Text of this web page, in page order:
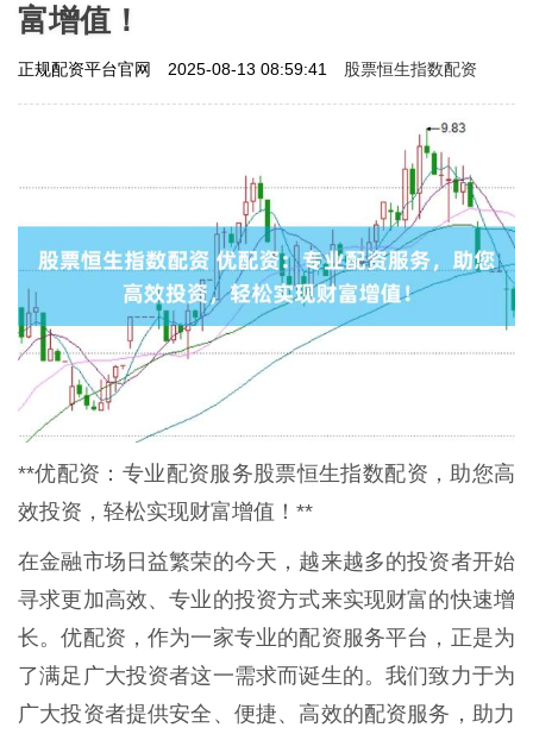
富增值！
正规配资平台官网 2025-08-13 08:59:41 股票恒生指数配资
**优配资：专业配资服务股票恒生指数配资，助您高
效投资，轻松实现财富增值！**
在金融市场日益繁荣的今天，越来越多的投资者开始
寻求更加高效、专业的投资方式来实现财富的快速增
长。优配资，作为一家专业的配资服务平台，正是为
了满足广大投资者这一需求而诞生的。我们致力于为
广大投资者提供安全、便捷、高效的配资服务，助力